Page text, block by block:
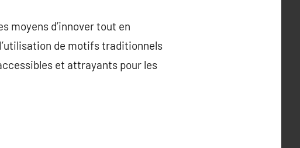
moyens d’innover tout en
de motifs traditionnels
et attrayants pour les